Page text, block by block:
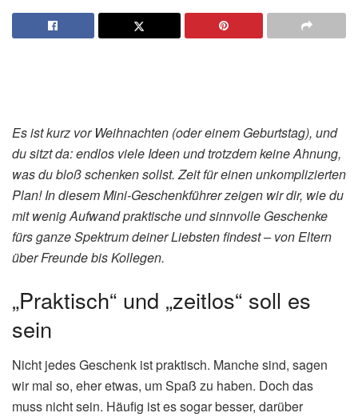
Es ist kurz vor Weihnachten (oder einem Geburtstag), und
du sitzt da: endlos viele Ideen und trotzdem keine Ahnung,
was du bloß schenken sollst. Zeit für einen unkomplizierten
Plan! In diesem Mini-Geschenkführer zeigen wir dir, wie du
mit wenig Aufwand praktische und sinnvolle Geschenke
fürs ganze Spektrum deiner Liebsten findest – von Eltern
über Freunde bis Kollegen.
„Praktisch“ und „zeitlos“ soll es
sein
Nicht jedes Geschenk ist praktisch. Manche sind, sagen
wir mal so, eher etwas, um Spaß zu haben. Doch das
muss nicht sein. Häufig ist es sogar besser, darüber